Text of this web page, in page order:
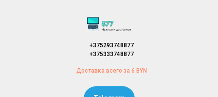
+375293748877
+375333748877
Доставка всего за 6 BYN